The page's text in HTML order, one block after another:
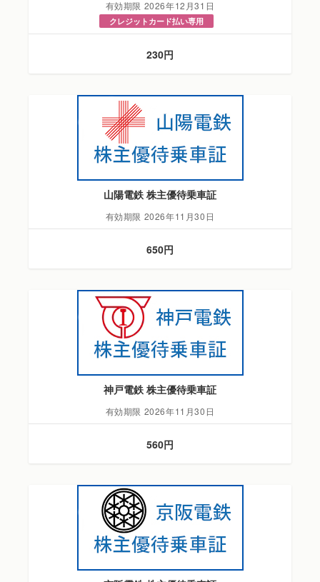
有効期限 2026年12月31日
クレジットカード払い専用
230円
山陽電鉄 株主優待乗車証
有効期限 2026年11月30日
650円
神戸電鉄 株主優待乗車証
有効期限 2026年11月30日
560円